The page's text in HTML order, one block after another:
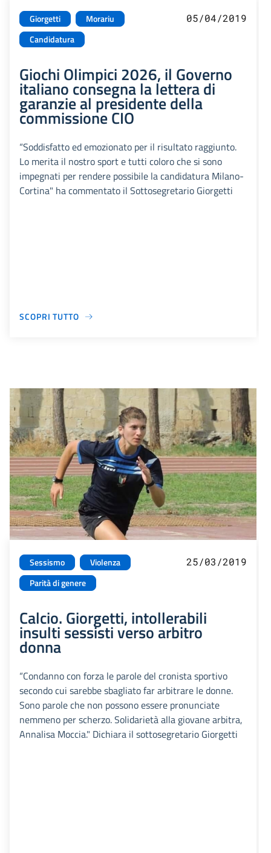
Giorgetti
Morariu
Candidatura
05/04/2019
Giochi Olimpici 2026, il Governo
italiano consegna la lettera di
garanzie al presidente della
commissione CIO
“Soddisfatto ed emozionato per il risultato raggiunto.
Lo merita il nostro sport e tutti coloro che si sono
impegnati per rendere possibile la candidatura Milano-
Cortina" ha commentato il Sottosegretario Giorgetti
SCOPRI TUTTO
Sessismo
Violenza
Parità di genere
25/03/2019
Calcio. Giorgetti, intollerabili
insulti sessisti verso arbitro
donna
“Condanno con forza le parole del cronista sportivo
secondo cui sarebbe sbagliato far arbitrare le donne.
Sono parole che non possono essere pronunciate
nemmeno per scherzo. Solidarietà alla giovane arbitra,
Annalisa Moccia." Dichiara il sottosegretario Giorgetti